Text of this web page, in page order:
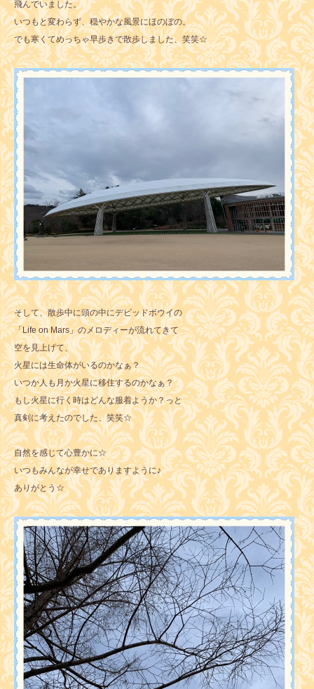
飛んでいました。
いつもと変わらず、穏やかな風景にほのぼの。
でも寒くてめっちゃ早歩きで散歩しました、笑笑☆
そして、散歩中に頭の中にデビッドボウイの
「Life on Mars」のメロディーが流れてきて
空を見上げて、
火星には生命体がいるのかなぁ？
いつか人も月か火星に移住するのかなぁ？
もし火星に行く時はどんな服着ようか？っと
真剣に考えたのでした、笑笑☆
自然を感じて心豊かに☆
いつもみんなが幸せでありますように♪
ありがとう☆